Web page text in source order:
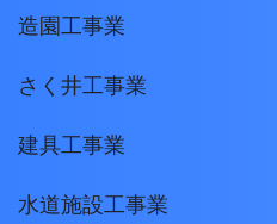
造園工事業
さく井工事業
建具工事業
水道施設工事業